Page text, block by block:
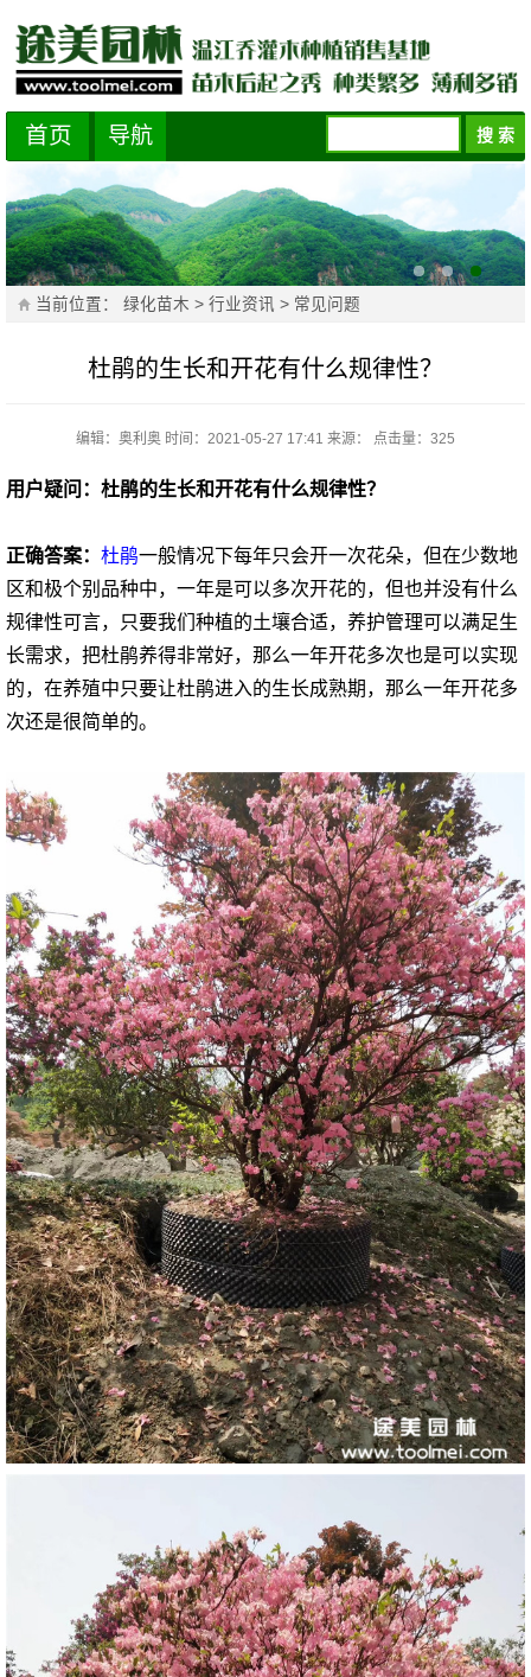
首页 导航
当前位置： 绿化苗木 >行业资讯 > 常见问题
杜鹃的生长和开花有什么规律性？
编辑：奥利奥 时间：2021-05-27 17:41 来源： 点击量： 325
用户疑问：杜鹃的生长和开花有什么规律性？
正确答案：杜鹃一般情况下每年只会开一次花朵，但在少数地
区和极个别品种中，一年是可以多次开花的，但也并没有什么
规律性可言，只要我们种植的土壤合适，养护管理可以满足生
长需求，把杜鹃养得非常好，那么一年开花多次也是可以实现
的，在养殖中只要让杜鹃进入的生长成熟期，那么一年开花多
次还是很简单的。